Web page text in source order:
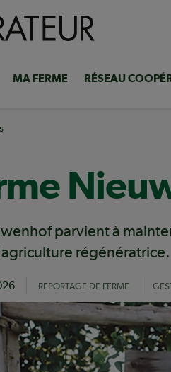
MA FERME RÉSEAU
parvient à
régénératrice.
REPORTAGE DE FERME